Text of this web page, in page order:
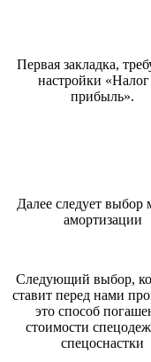
Первая закладка,
настройки «Налог
прибыль».
Далее следует выбор
амортизации
Следующий выбор,
ставит перед нами
это способ
стоимости
спецоснастки